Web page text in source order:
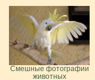
Смешные фотографии
животных